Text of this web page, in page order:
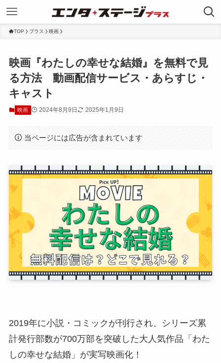
TOP プラス 映画
映画『わたしの幸せな結婚』を無料で見
る方法 動画配信サービス・あらすじ・
キャスト
映画 2024年8月9日 2025年1月9日
当ページには広告が含まれています
2019年に小説・コミックが刊行され、シリーズ累
計発行部数が700万部を突破した大人気作品「わた
しの幸せな結婚」が実写映画化！